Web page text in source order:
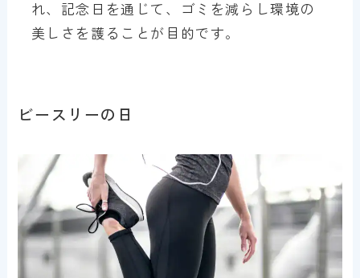
れ、記念日を通じて、ゴミを減らし環境の
美しさを護ることが目的です。
ビースリーの日